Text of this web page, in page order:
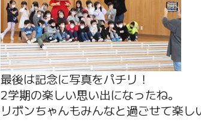
最後は記念に写真をパチリ！
2学期の楽しい思い出になったね。
リボンちゃんもみんなと過ごせて楽し